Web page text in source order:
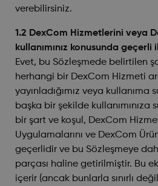
verebilirsiniz.
1.2 DexCom Hizmetlerini veya
kullanımınız konusunda
Evet, bu Sözleşmede belirtilen
herhangi bir DexCom Hizmeti
yayınladığımız veya kullanıma
başka bir şekilde kullanımınıza
bir şart ve koşul, DexCom
Uygulamalarını ve DexCom
geçerlidir ve bu Sözleşmeye
parçası haline getirilmiştir. Bu
içerir (ancak bunlarla sınırlı